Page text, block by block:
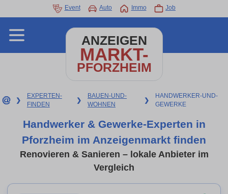
Event Auto Immo Job
ANZEIGEN
MARKT-
PFORZHEIM
❯
EXPERTEN-
FINDEN
❯
BAUEN-UND-
WOHNEN
❯
HANDWERKER-UND-
GEWERKE
Handwerker & Gewerke-Experten in
Pforzheim im Anzeigenmarkt finden
Renovieren & Sanieren – lokale Anbieter im
Vergleich